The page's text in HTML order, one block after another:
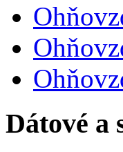
Dátové a